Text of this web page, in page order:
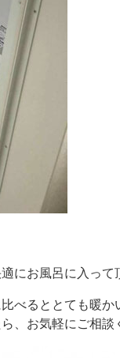
にお風呂に入って
べるととても暖か
、お気軽にご相談